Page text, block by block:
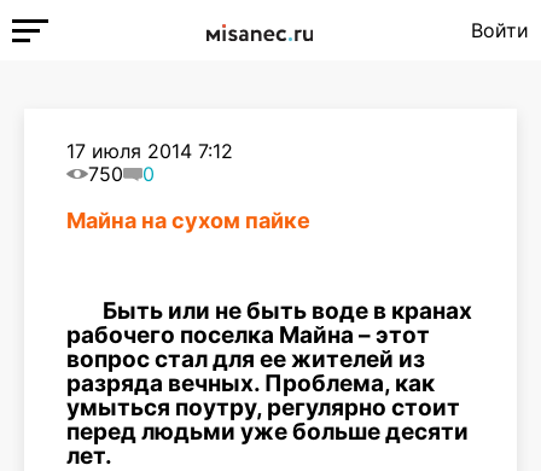
Войти
17 июля 2014 7:12
750
0
Майна на сухом пайке
Быть или не быть воде в кранах
рабочего поселка Майна – этот
вопрос стал для ее жителей из
разряда вечных. Проблема, как
умыться поутру, регулярно стоит
перед людьми уже больше десяти
лет.